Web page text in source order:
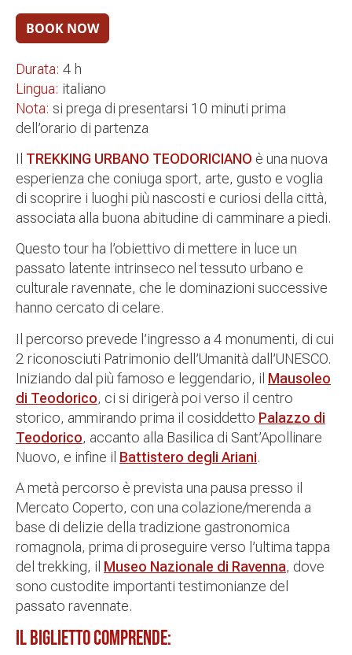
Durata: 4 h
Lingua: italiano
Nota: si prega di presentarsi 10 minuti prima
dell’orario di partenza
Il TREKKING URBANO TEODORICIANO è una nuova
esperienza che coniuga sport, arte, gusto e voglia
di scoprire i luoghi più nascosti e curiosi della città,
associata alla buona abitudine di camminare a piedi.
Questo tour ha l’obiettivo di mettere in luce un
passato latente intrinseco nel tessuto urbano e
culturale ravennate, che le dominazioni successive
hanno cercato di celare.
Il percorso prevede l’ingresso a 4 monumenti, di cui
2 riconosciuti Patrimonio dell’Umanità dall’UNESCO.
Iniziando dal più famoso e leggendario, il Mausoleo
di Teodorico, ci si dirigerà poi verso il centro
storico, ammirando prima il cosiddetto Palazzo di
Teodorico, accanto alla Basilica di Sant’Apollinare
Nuovo, e infine il Battistero degli Ariani.
A metà percorso è prevista una pausa presso il
Mercato Coperto, con una colazione/merenda a
base di delizie della tradizione gastronomica
romagnola, prima di proseguire verso l’ultima tappa
del trekking, il Museo Nazionale di Ravenna, dove
sono custodite importanti testimonianze del
passato ravennate.
Il biglietto comprende: